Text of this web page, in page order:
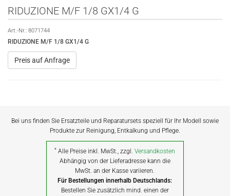
RIDUZIONE M/F 1/8 GX1/4 G
Art.-Nr.: 8071744
RIDUZIONE M/F 1/8 GX1/4 G
Preis auf Anfrage
Bei uns finden Sie Ersatzteile und Reparatursets speziell für Ihr Modell sowie
Produkte zur Reinigung, Entkalkung und Pflege.
* Alle Preise inkl. MwSt., zzgl.Versandkosten
Abhängig von der Lieferadresse kann die
MwSt. an der Kasse variieren.
Für Bestellungen innerhalb Deutschlands:
Bestellen Sie zusätzlich mind. einen der